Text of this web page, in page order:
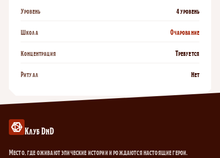
Уровень 4 уровень
Школа Очарование
Концентрация Требуется
Ритуал Нет
Клуб DnD
Место, где оживают эпические истории и рождаются настоящие герои.